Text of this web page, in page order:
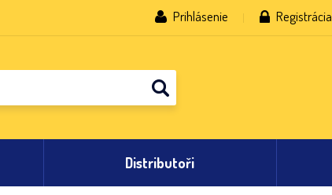
Prihlásenie Registrácia
Distributoři